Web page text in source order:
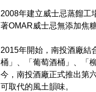
2008年建立威士忌蒸餾工
著OMAR威士忌無添加焦
2015年開始，南投酒廠結
桶」、「葡萄酒桶」、「
今，南投酒廠正式推出第
可取代的風土韻味。